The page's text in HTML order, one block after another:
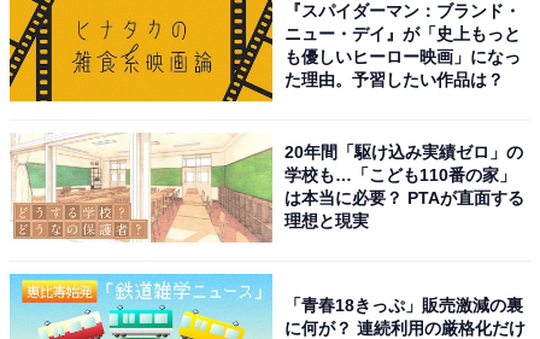
『スパイダーマン：ブランド・
ニュー・デイ』が「史上もっと
も優しいヒーロー映画」になっ
た理由。予習したい作品は？
20年間「駆け込み実績ゼロ」の
学校も…「こども110番の家」
は本当に必要？ PTAが直面する
理想と現実
「青春18きっぷ」販売激減の裏
に何が？ 連続利用の厳格化だけ